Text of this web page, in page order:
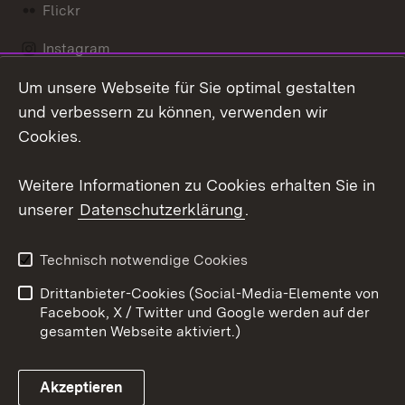
Flickr
Instagram
Social Wall
Link zum Landesportal
Barrierefreiheit
Benutzungshinweise
Impressum
Cookies
Um unsere Webseite für Sie optimal gestalten
und verbessern zu können, verwenden wir
Cookies.
Weitere Informationen zu Cookies erhalten Sie in
unserer Datenschutzerklärung.
Technisch notwendige Cookies
Drittanbieter-Cookies (Social-Media-Elemente von
Facebook, X / Twitter und Google werden auf der
gesamten Webseite aktiviert.)
Akzeptieren